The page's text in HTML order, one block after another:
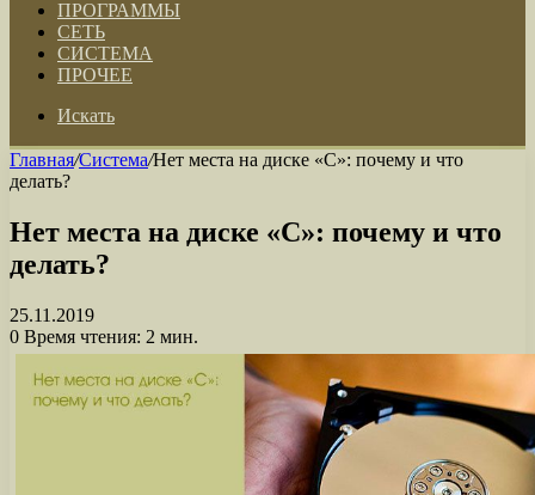
ПРОГРАММЫ
СЕТЬ
СИСТЕМА
ПРОЧЕЕ
Искать
Главная/Система/Нет места на диске «С»: почему и что
делать?
Нет места на диске «С»: почему и что
делать?
25.11.2019
0 Время чтения: 2 мин.